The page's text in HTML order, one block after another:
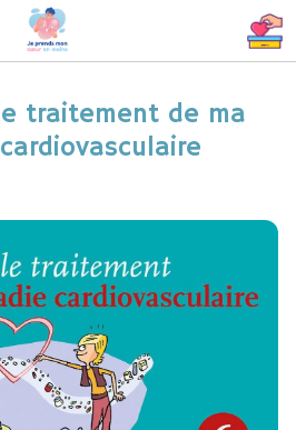
traitement de ma